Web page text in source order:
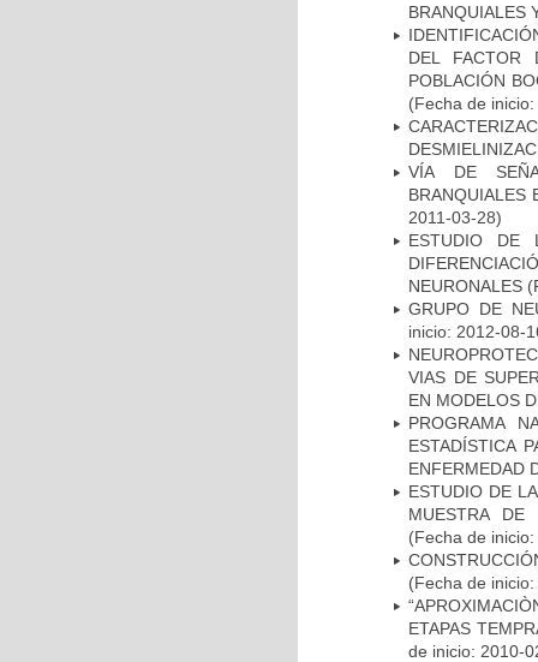
BRANQUIALES
DEL FACTOR
POBLACIÓN
(Fecha de
VÍA DE
BRANQUIALES
2011-03-28)
ESTUDIO DE
NEURONALES
GRUPO DE
inicio: 2012-08-
VIAS DE
EN MODELOS
PROGRAMA
ESTADÍSTICA
ENFERMEDAD
ESTUDIO DE
MUESTRA DE
(Fecha de
(Fecha de
ETAPAS
de inicio: 2010-